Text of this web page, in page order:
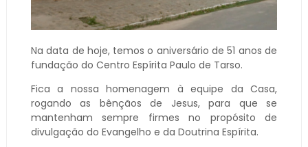
Na data de hoje, temos o aniversário de 51 anos de
fundação do Centro Espírita Paulo de Tarso.
Fica a nossa homenagem à equipe da Casa,
rogando as bênçãos de Jesus, para que se
mantenham sempre firmes no propósito de
divulgação do Evangelho e da Doutrina Espírita.